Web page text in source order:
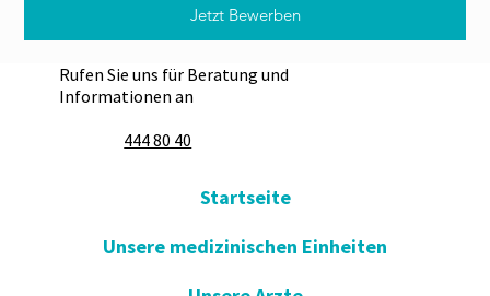
Jetzt Bewerben
Rufen Sie uns für Beratung und
Informationen an
444 80 40
Startseite
Unsere medizinischen Einheiten